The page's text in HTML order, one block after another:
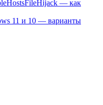
— как
11 и 10 — варианты